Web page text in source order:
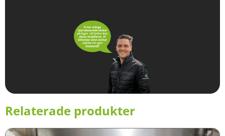
Relaterade produkter